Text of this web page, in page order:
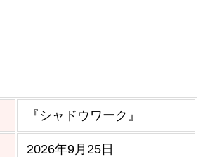
『シャドウワーク』
2026年9月25日